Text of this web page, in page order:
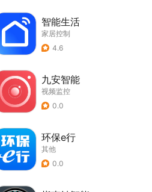
智能生活
家居控制
4.6
九安智能
视频监控
0.0
环保e行
其他
0.0